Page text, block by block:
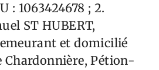
: 1063424678 ; 2.
ST HUBERT,
et domicilié
Chardonnière, Pétion-